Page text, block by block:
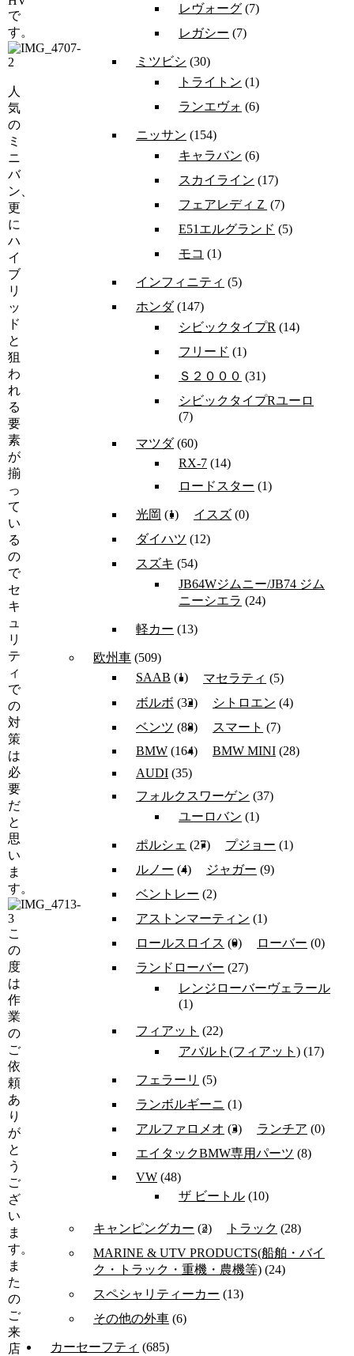
で
す。
人
気
の
ミ
ニ
バ
ン、
更
に
ハ
イ
ブ
リ
ッ
ド
と
狙
わ
れ
る
要
素
が
揃
っ
て
い
る
の
で
セ
キ
ュ
リ
テ
ィ
で
の
対
策
は
必
要
だ
と
思
い
ま
す。
こ
の
度
は
作
業
の
ご
依
頼
あ
り
が
と
う
ご
ざ
い
ま
す。
ま
た
の
ご
来
店
レヴォーグ (7)
レガシー (7)
ミツビシ (30)
トライトン (1)
ランエヴォ (6)
ニッサン (154)
キャラバン (6)
スカイライン (17)
フェアレディＺ (7)
E51エルグランド (5)
モコ (1)
インフィニティ (5)
ホンダ(147)
シビックタイプR (14)
フリード (1)
Ｓ２０００ (31)
シビックタイプRユーロ
(7)
マツダ(60)
RX-7 (14)
ロードスター (1)
光岡 (1) イスズ (0)
ダイハツ (12)
スズキ (54)
JB64Wジムニー/JB74 ジム
ニーシエラ (24)
軽カー (13)
欧州車 (509)
SAAB (1) マセラティ (5)
ボルボ (32) シトロエン (4)
ベンツ (88) スマート (7)
BMW (164) BMW MINI (28)
AUDI (35)
フォルクスワーゲン (37)
ユーロバン (1)
ポルシェ (27) プジョー (1)
ルノー (4) ジャガー (9)
ベントレー (2)
アストンマーティン (1)
ロールスロイス (0) ローバー (0)
ランドローバー (27)
レンジローバーヴェラール
(1)
フィアット (22)
アバルト(フィアット) (17)
フェラーリ (5)
ランボルギーニ (1)
アルファロメオ (3) ランチア (0)
エイタックBMW専用パーツ (8)
VW (48)
ザ ビートル (10)
キャンピングカー (2) トラック (28)
MARINE & UTV PRODUCTS(船舶・バイ
ク・トラック・重機・農機等) (24)
スペシャリティーカー (13)
その他の外車 (6)
カーセーフティ (685)